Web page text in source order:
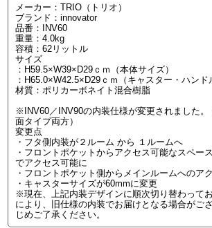
メーカー：TRIO（トリオ）
ブランド：innovator
品番：INV60
重量：4.0kg
容積：62リットル
サイズ
：H59.5×W39×D29ｃｍ（本体サイズ）
：H65.0×W42.5×D29ｃｍ（キャスター・ハンド
材質：ポリカーボネイト混合樹脂
※INV60／INV90の内装仕様が変更されました。
面タイプ両方）
変更点
・フタ側内装が２ルーム から １ルームへ
・フロントポケットからアクセス可能なスペー
でアクセス可能に
・フロントポケット側からメインルームへのア
・キャスターサイズが60mmに変更
※現在、上記内装デザインに順次切り替わって
により、旧仕様の内装でお届けとなる場合がご
じめご了承ください。